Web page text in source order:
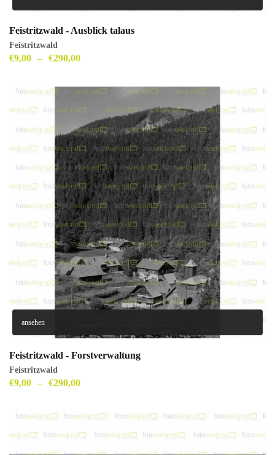
Feistritzwald - Ausblick talaus
Feistritzwald
€9,00 – €290,00
ansehen
Feistritzwald - Forstverwaltung
Feistritzwald
€9,00 – €290,00